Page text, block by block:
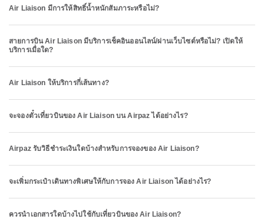
Air Liaison มีการให้สิทธิ์น้ำหนักสัมภาระหรือไม่?
สายการบิน Air Liaison มีบริการเช็คอินออนไลน์/ผ่านเว็บไซต์หรือไม่? เปิดให้
บริการเมื่อใด?
Air Liaison ให้บริการกี่เส้นทาง?
จะจองตั๋วเที่ยวบินของ Air Liaison บน Airpaz ได้อย่างไร?
Airpaz รับวิธีชำระเงินใดบ้างสำหรับการจองของ Air Liaison?
จะเพิ่มกระเป๋าเดินทางพิเศษให้กับการจอง Air Liaison ได้อย่างไร?
ควรนำเอกสารใดบ้างไปใช้กับเที่ยวบินของ Air Liaison?